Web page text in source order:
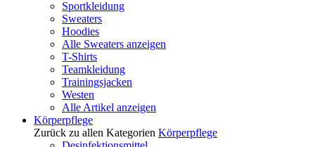
Sportkleidung
Sweaters
Hoodies
Alle Sweaters anzeigen
T-Shirts
Teamkleidung
Trainingsjacken
Westen
Alle Artikel anzeigen
Körperpflege
Zurück zu allen Kategorien Körperpflege